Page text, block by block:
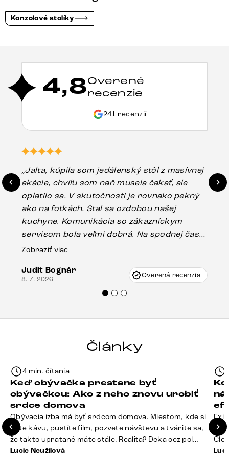
Konzolové stolíky
4,8Overené
recenzie
241 recenzií
„Jalta, kúpila som jedálenský stôl z masívnej
akácie, chvíľu som naň musela čakať, ale
oplatilo sa. V skutočnosti je rovnako pekný
ako na fotkách. Stal sa ozdobou našej
kuchyne. Komunikácia so zákazníckym
servisom bola veľmi dobrá. Na spodnej časti
stola bolo malé poškodenie, pravdepodobne
Vincze pri riešení mojej záležitosti pristúpili
veľmi korektne. Odporúčam produkty Delife
Zobraziť viac
Judit Bognár
8. 7. 2026 Overená recenzia
Články
4 min. čítania
Keď obývačka prestane byť
obývačkou: Ako z neho znovu urobiť
srdce domova
Obývacia izba má byť srdcom domova. Miestom, kde si
dáte kávu, pustíte film, pozvete návštevu a tvárite sa,
že takto upratané máte stále. Realita? Deka cez pol
sedačky, ovládač záhadne zmizol, konferenčný stolík
Lucie Neužilová